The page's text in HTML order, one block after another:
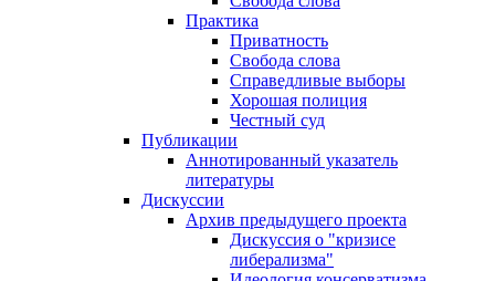
Практика
Приватность
Свобода слова
Справедливые выборы
Хорошая полиция
Честный суд
Публикации
Аннотированный указатель
литературы
Дискуссии
Архив предыдущего проекта
Дискуссия о "кризисе
либерализма"